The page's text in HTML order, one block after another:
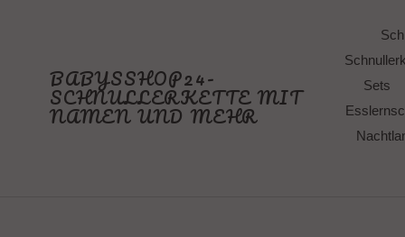
BABYSSHOP24-
SCHNULLERKETTE MIT
NAMEN UND MEHR
Sets